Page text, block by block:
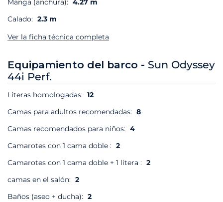
Manga (anchura): 4.27 m
Calado: 2.3 m
Ver la ficha técnica completa
Equipamiento del barco - Sun Odyssey
44i Perf.
Literas homologadas: 12
Camas para adultos recomendadas: 8
Camas recomendados para niños: 4
Camarotes con 1 cama doble : 2
Camarotes con 1 cama doble + 1 litera : 2
camas en el salón: 2
Baños (aseo + ducha): 2